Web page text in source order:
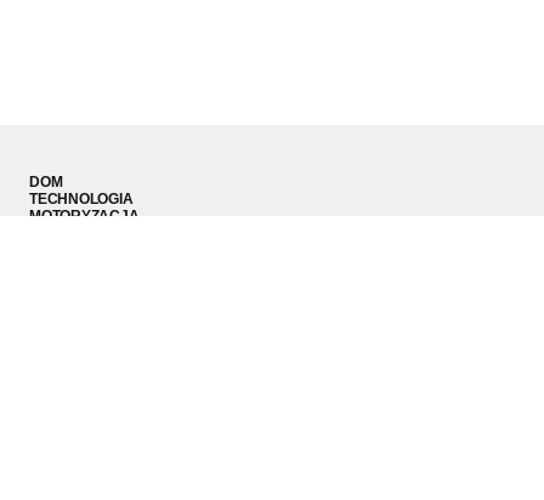
DOM
TECHNOLOGIA
MOTORYZACJA